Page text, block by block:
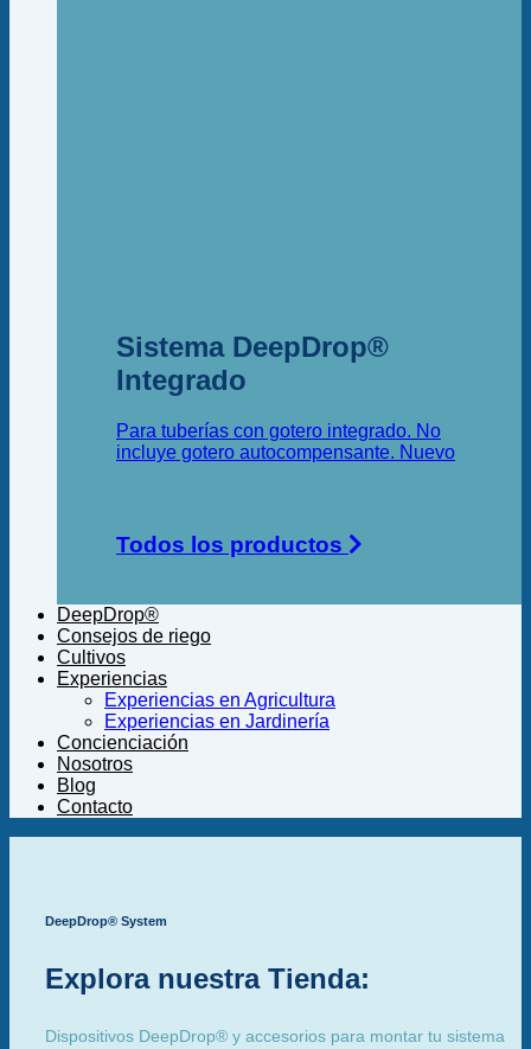
Sistema DeepDrop®
Integrado
Para tuberías con gotero integrado. No
incluye gotero autocompensante.
Todos los productos
DeepDrop®
Consejos de riego
Cultivos
Experiencias
Experiencias en Agricultura
Experiencias en Jardinería
Concienciación
Nosotros
Blog
Contacto
DeepDrop® System
Explora nuestra Tienda:
Dispositivos DeepDrop® y accesorios para montar tu sistema